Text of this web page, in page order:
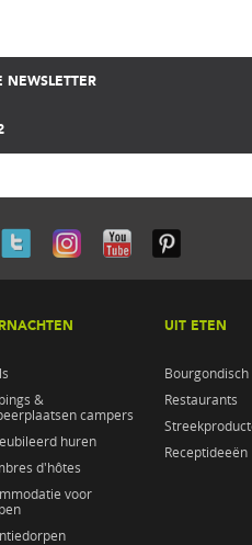
NEWSLETTER
&
campers
huren
d'hôtes
voor
UIT ETEN
Bourgondisch
Restaurants
Receptideeën